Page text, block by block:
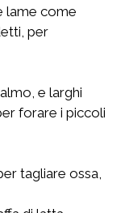
lame come
per
e larghi
forare i piccoli
tagliare ossa,